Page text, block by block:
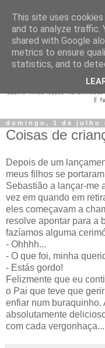
domingo, 1 de julho
Coisas de
Depois de um
meus filhos se
Sebastião a lançar-me
vez em quando em
eles começavam a
resolve apontar para a
fazíamos alguma
- Ohhhh...
- O que foi, minha
- Estás gordo!
Felizmente que eu
o Pai que teve que
enfiar num
absolutamente
com cada
This site uses
and to analyze traffic.
shared with Google
metrics to ensure
statistics, and to